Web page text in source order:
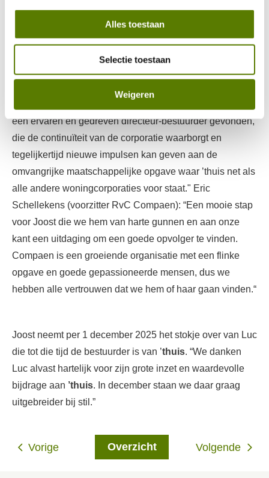
Alles toestaan
Selectie toestaan
Weigeren
het team en de Raad van Commissarissen daar ga
De Raad van Commissarissen van
Woonstichting
is verheugd met de komst van Joost.
een ervaren en gedreven directeur-bestuurder gevonden,
die de continuïteit van de corporatie waarborgt en
tegelijkertijd nieuwe impulsen kan geven aan de
omvangrijke maatschappelijke opgave waar ’thuis net als
alle andere woningcorporaties voor staat." Eric
Schellekens (voorzitter RvC Compaen): “Een mooie stap
voor Joost die we hem van harte gunnen en aan onze
kant een uitdaging om een goede opvolger te vinden.
Compaen is een groeiende organisatie met een flinke
opgave en goede gepassioneerde mensen, dus we
hebben alle vertrouwen dat we hem of haar gaan vinden.“
Joost neemt per 1 december 2025 het stokje over van Luc
die tot die tijd de bestuurder is van ’thuis. “We danken
Luc alvast hartelijk voor zijn grote inzet en waardevolle
bijdrage aan ’thuis. In december staan we daar graag
uitgebreider bij stil.”
Volgende
Overzicht
Vorige